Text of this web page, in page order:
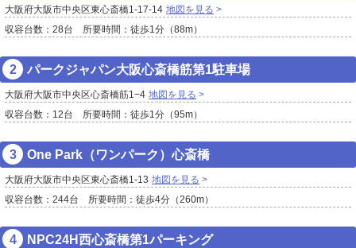
大阪府大阪市中央区東心斎橋1-17-14 地図を見る
収容台数：28台 所要時間：徒歩1分（88m）
パークジャパン大阪心斎橋筋第1駐車場
大阪府大阪市中央区心斎橋筋1−4 地図を見る
収容台数：12台 所要時間：徒歩1分（95m）
One Park（ワンパーク）心斎橋
大阪府大阪市中央区東心斎橋1-13 地図を見る
収容台数：244台 所要時間：徒歩4分（260m）
NPC24H西心斎橋第1パーキング